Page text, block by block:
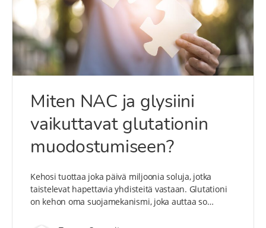
Miten NAC ja glysiini
vaikuttavat glutationin
muodostumiseen?
Kehosi tuottaa joka päivä miljoonia soluja, jotka
taistelevat hapettavia yhdisteitä vastaan. Glutationi
on kehon oma suojamekanismi, joka auttaa so…